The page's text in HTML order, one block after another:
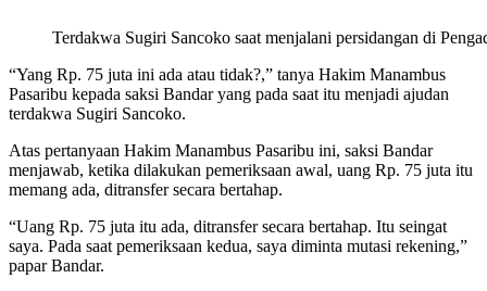
Terdakwa Sugiri Sancoko saat menjalani persidangan di
“Yang Rp. 75 juta ini ada atau tidak?,” tanya Hakim Manambus
Pasaribu kepada saksi Bandar yang pada saat itu menjadi ajudan
terdakwa Sugiri Sancoko.
Atas pertanyaan Hakim Manambus Pasaribu ini, saksi Bandar
menjawab, ketika dilakukan pemeriksaan awal, uang Rp. 75 juta itu
memang ada, ditransfer secara bertahap.
“Uang Rp. 75 juta itu ada, ditransfer secara bertahap. Itu seingat
saya. Pada saat pemeriksaan kedua, saya diminta mutasi rekening,”
papar Bandar.